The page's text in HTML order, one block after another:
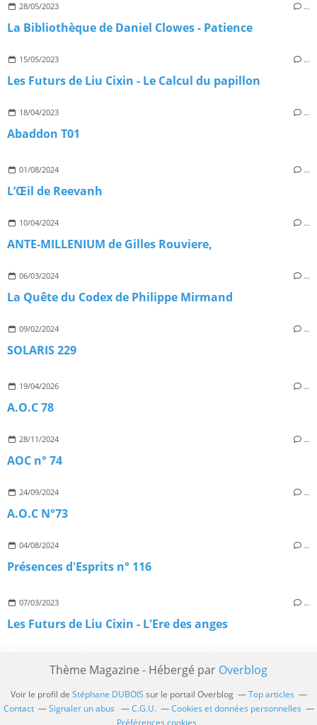
28/05/2023 …
La Bibliothèque de Daniel Clowes - Patience
15/05/2023 …
Les Futurs de Liu Cixin - Le Calcul du papillon
18/04/2023 …
Abaddon T01
01/08/2024 …
L’Œil de Reevanh
10/04/2024 …
ANTE-MILLENIUM de Gilles Rouviere,
06/03/2024 …
La Quête du Codex de Philippe Mirmand
09/02/2024 …
SOLARIS 229
19/04/2026 …
A.O.C 78
28/11/2024 …
AOC n° 74
24/09/2024 …
A.O.C N°73
04/08/2024 …
Présences d'Esprits n° 116
07/03/2023 …
Les Futurs de Liu Cixin - L'Ere des anges
Thème Magazine - Hébergé par Overblog
Voir le profil de Stéphane DUBOIS sur le portail Overblog
Top articles
Contact
Signaler un abus C.G.U.
Cookies et données personnelles